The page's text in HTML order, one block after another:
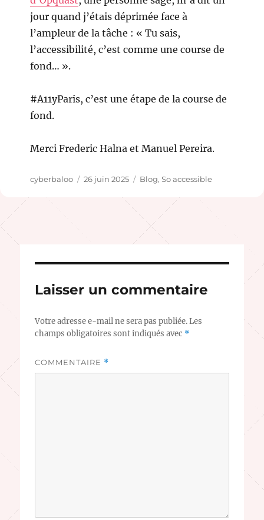
jour quand j’étais déprimée face à
l’ampleur de la tâche : « Tu sais,
l’accessibilité, c’est comme une course de
fond… ».
#A11yParis, c’est une étape de la course de
fond.
Merci Frederic Halna et Manuel Pereira.
Auteur
cyberbaloo
Publié
26 juin 2025 Catégories
Blog,So accessible
Laisser un commentaire
Votre adresse e-mail ne sera pas publiée. Les
champs obligatoires sont indiqués avec *
COMMENTAIRE *